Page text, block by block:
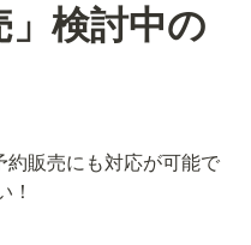
」検討中の
販売にも対応が可能で
！